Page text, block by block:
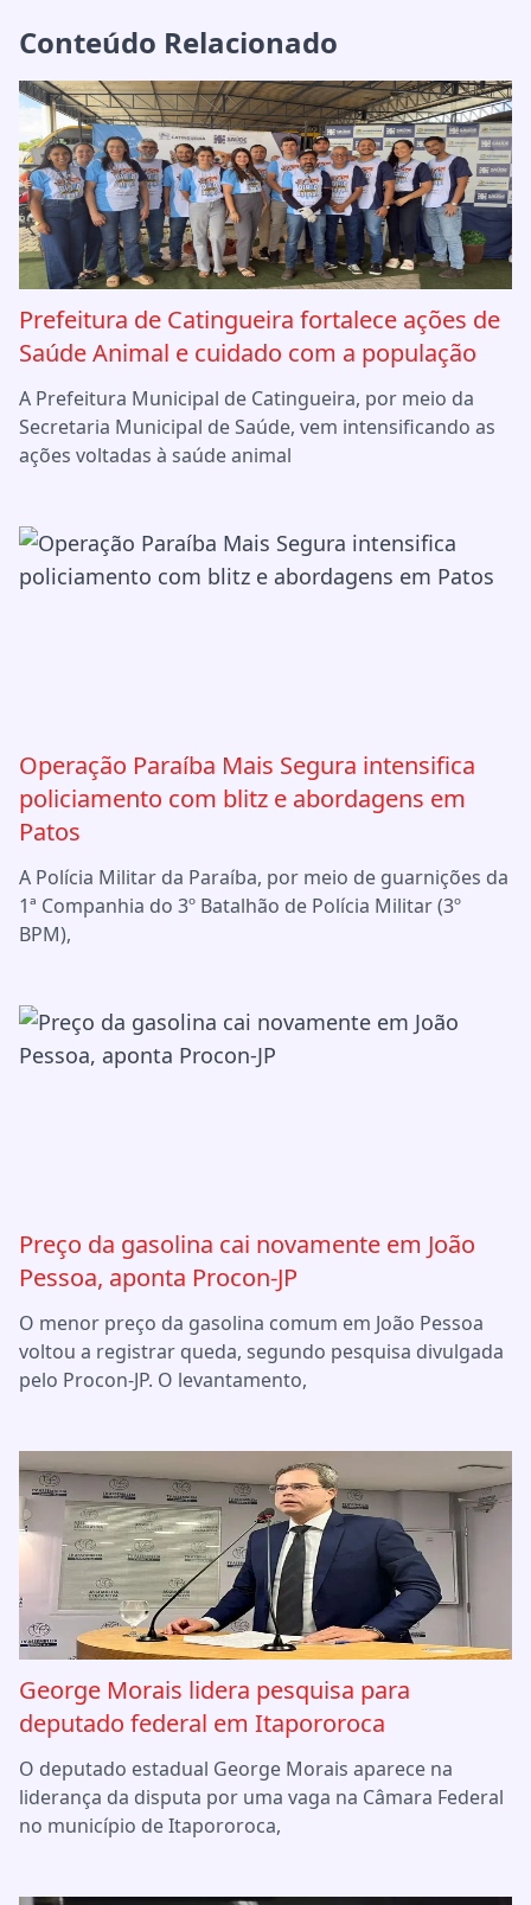
Conteúdo Relacionado
Prefeitura de Catingueira fortalece ações de
Saúde Animal e cuidado com a população
A Prefeitura Municipal de Catingueira, por meio da
Secretaria Municipal de Saúde, vem intensificando as
ações voltadas à saúde animal
Operação Paraíba Mais Segura intensifica
policiamento com blitz e abordagens em
Patos
A Polícia Militar da Paraíba, por meio de guarnições da
1ª Companhia do 3º Batalhão de Polícia Militar (3º
BPM),
Preço da gasolina cai novamente em João
Pessoa, aponta Procon-JP
O menor preço da gasolina comum em João Pessoa
voltou a registrar queda, segundo pesquisa divulgada
pelo Procon-JP. O levantamento,
George Morais lidera pesquisa para
deputado federal em Itapororoca
O deputado estadual George Morais aparece na
liderança da disputa por uma vaga na Câmara Federal
no município de Itapororoca,